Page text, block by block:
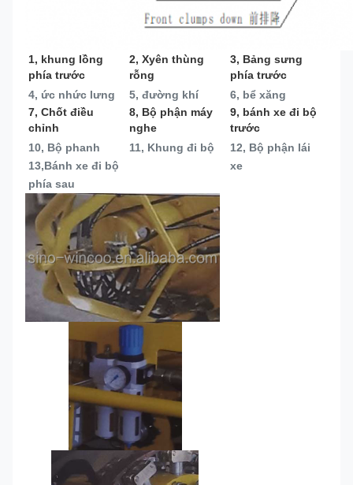
1, khung lồng
phía trước
4, ức nhức lưng
2, Xyên thùng
rỗng
5, đường khí
3, Bảng sưng
phía trước
6, bể xăng
7, Chốt điều
chỉnh
10, Bộ phanh
13,Bánh xe đi bộ
phía sau
8, Bộ phận máy
nghe
11, Khung đi bộ
9, bánh xe đi bộ
trước
12, Bộ phận lái
xe